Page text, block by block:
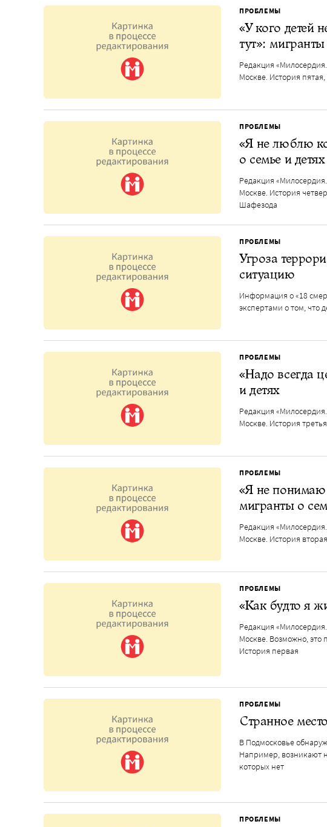
ПРОБЛЕМЫ
«У кого детей
тут»:
Редакция
Москве. История
ПРОБЛЕМЫ
«Я не люблю
о семье и детях
Редакция
Москве. История
Шафезода
ПРОБЛЕМЫ
Угроза
ситуацию
Информация о «18
экспертами о том, что
ПРОБЛЕМЫ
«Надо всегда
и детях
Редакция
Москве. История
ПРОБЛЕМЫ
«Я не понимаю
мигранты о
Редакция
Москве. История
ПРОБЛЕМЫ
«Как будто я
Редакция
Москве. Возможно, это
История первая
ПРОБЛЕМЫ
Странное
В Подмосковье
Например, возникают
которых нет
ПРОБЛЕМЫ